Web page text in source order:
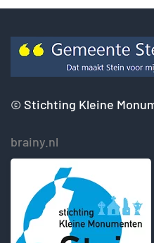
© Stichting Kleine
brainy.nl